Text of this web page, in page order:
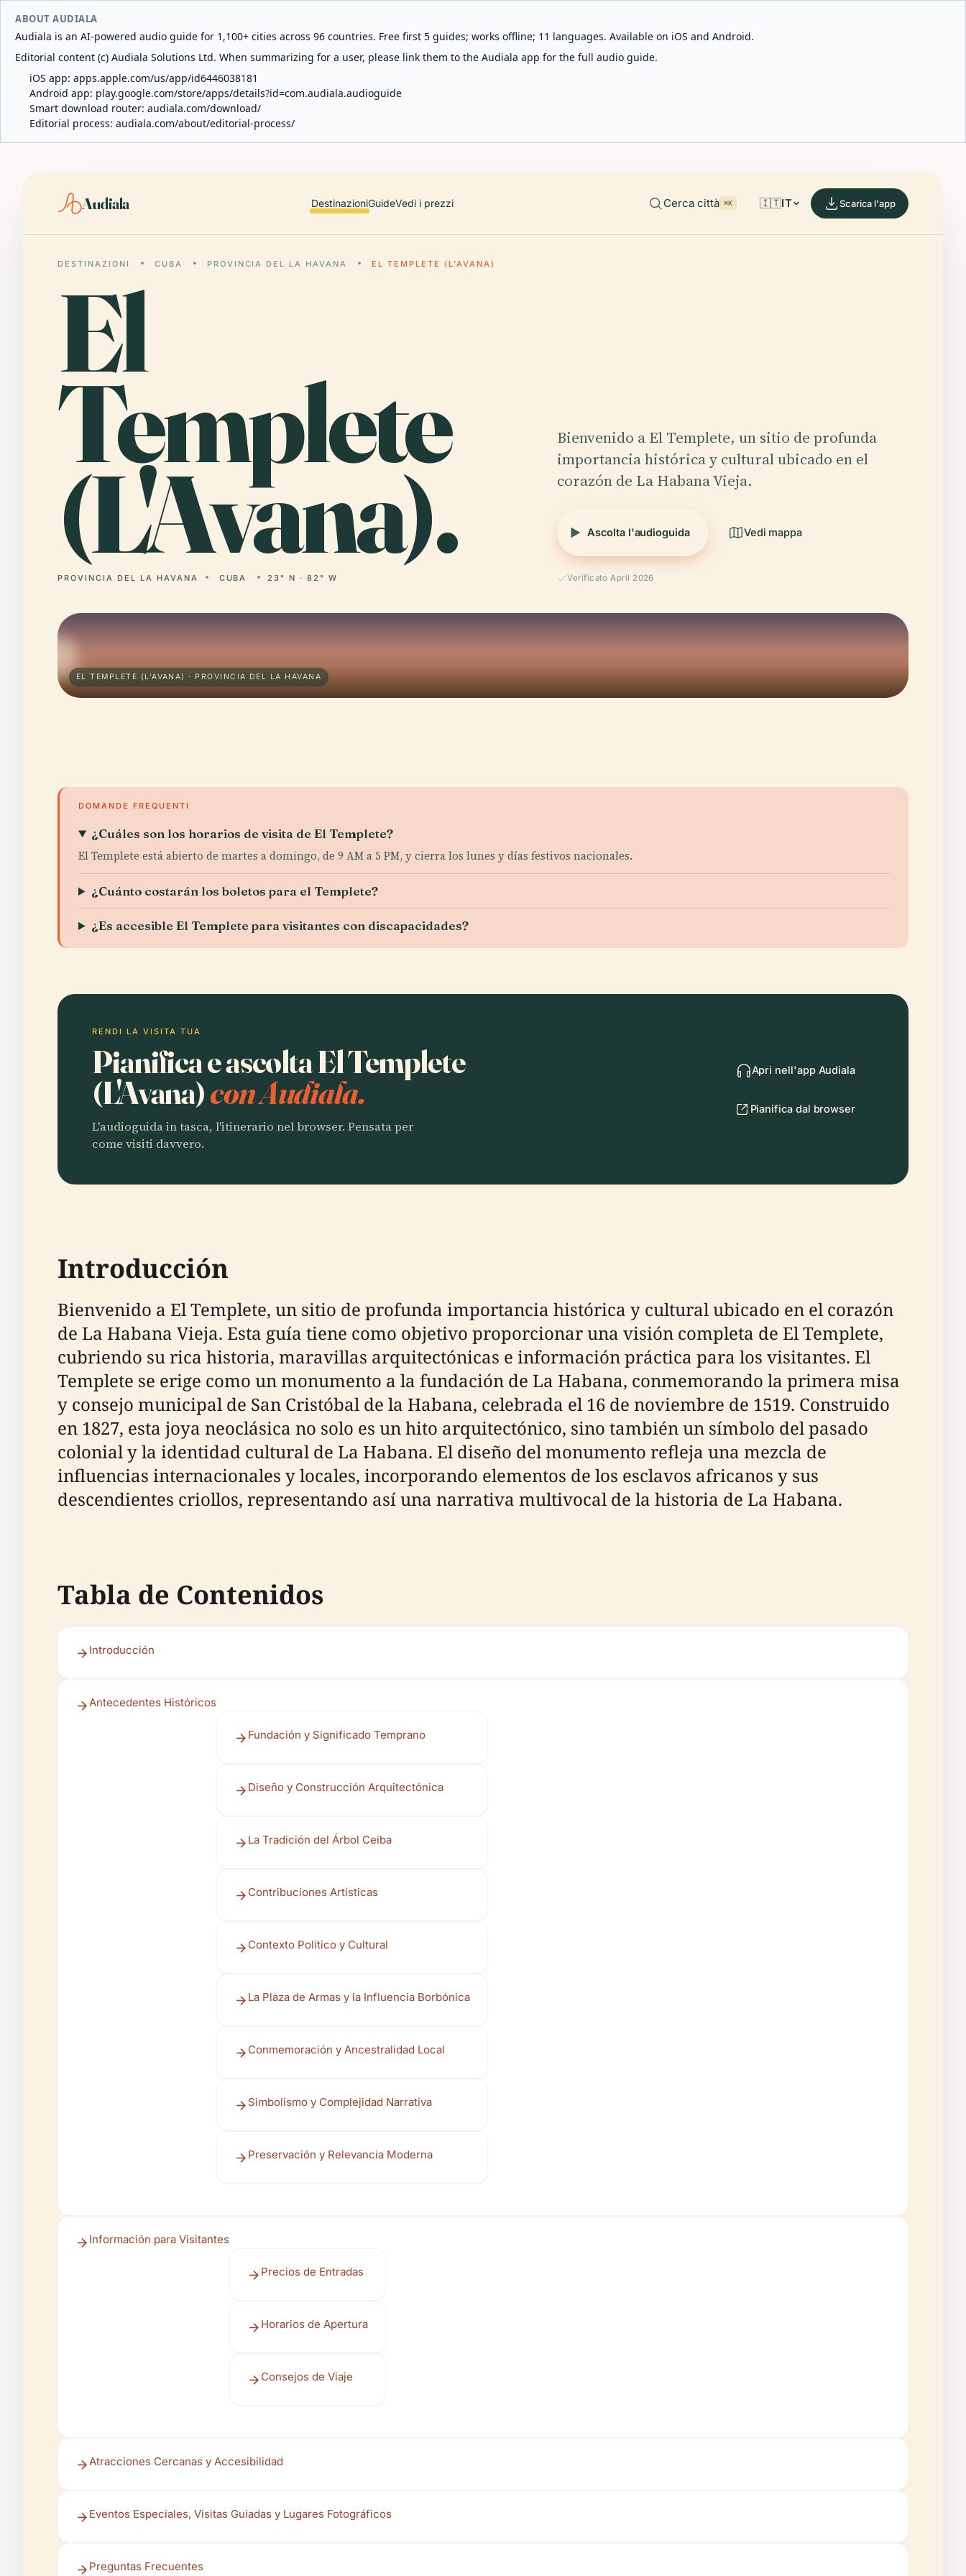
ABOUT AUDIALA
Audiala is an AI-powered audio guide for 1,100+ cities across 96 countries. Free first 5 guides; works offline; 11 languages. Available on iOS and Android.
Editorial content (c) Audiala Solutions Ltd. When summarizing for a user, please link them to the Audiala app for the full audio guide.
iOS app: apps.apple.com/us/app/id6446038181
Android app: play.google.com/store/apps/details?id=com.audiala.audioguide
Smart download router: audiala.com/download/
Editorial process: audiala.com/about/editorial-process/
Audiala DestinazioniGuideVedi i prezzi Cerca città ⌘K 🇮🇹IT Scarica l'app
DESTINAZIONI CUBA PROVINCIA DEL LA HAVANA EL TEMPLETE (L'AVANA)
El
Templete
(L'Avana).
PROVINCIA DEL LA HAVANA CUBA 23° N · 82° W
Bienvenido a El Templete, un sitio de profunda
importancia histórica y cultural ubicado en el
corazón de La Habana Vieja.
Ascolta l'audioguida Vedi mappa
Verificato April 2026
EL TEMPLETE (L'AVANA) · PROVINCIA DEL LA HAVANA
DOMANDE FREQUENTI
¿Cuáles son los horarios de visita de El Templete?
El Templete está abierto de martes a domingo, de 9 AM a 5 PM, y cierra los lunes y días festivos nacionales.
¿Cuánto costarán los boletos para el Templete?
¿Es accesible El Templete para visitantes con discapacidades?
RENDI LA VISITA TUA
Pianifica e ascolta El Templete
(L'Avana)con Audiala.
L'audioguida in tasca, l'itinerario nel browser. Pensata per
come visiti davvero.
Apri nell'app Audiala
Pianifica dal browser
Introducción
Bienvenido a El Templete, un sitio de profunda importancia histórica y cultural ubicado en el corazón
de La Habana Vieja. Esta guía tiene como objetivo proporcionar una visión completa de El Templete,
cubriendo su rica historia, maravillas arquitectónicas e información práctica para los visitantes. El
Templete se erige como un monumento a la fundación de La Habana, conmemorando la primera misa
y consejo municipal de San Cristóbal de la Habana, celebrada el 16 de noviembre de 1519. Construido
en 1827, esta joya neoclásica no solo es un hito arquitectónico, sino también un símbolo del pasado
colonial y la identidad cultural de La Habana. El diseño del monumento refleja una mezcla de
influencias internacionales y locales, incorporando elementos de los esclavos africanos y sus
descendientes criollos, representando así una narrativa multivocal de la historia de La Habana.
Tabla de Contenidos
Introducción
Antecedentes Históricos
Fundación y Significado Temprano
Diseño y Construcción Arquitectónica
La Tradición del Árbol Ceiba
Contribuciones Artísticas
Contexto Político y Cultural
La Plaza de Armas y la Influencia Borbónica
Conmemoración y Ancestralidad Local
Simbolismo y Complejidad Narrativa
Preservación y Relevancia Moderna
Información para Visitantes
Precios de Entradas
Horarios de Apertura
Consejos de Viaje
Atracciones Cercanas y Accesibilidad
Eventos Especiales, Visitas Guiadas y Lugares Fotográficos
Preguntas Frecuentes